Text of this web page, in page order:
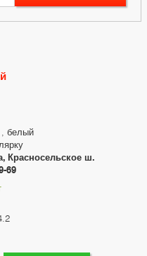
, белый
Красносельское ш.
69